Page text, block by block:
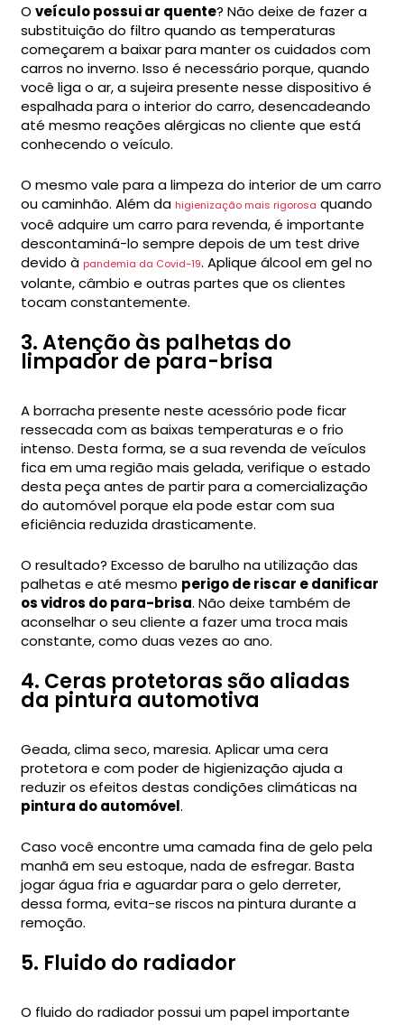
Oveículo possui ar quente? Não deixe de fazer a
substituição do filtro quando as temperaturas
começarem a baixar para manter os cuidados com
carros no inverno. Isso é necessário porque, quando
você liga o ar, a sujeira presente nesse dispositivo é
espalhada para o interior do carro, desencadeando
até mesmo reações alérgicas no cliente que está
conhecendo o veículo.
O mesmo vale para a limpeza do interior de um carro
ou caminhão. Além da higienização mais rigorosa quando
você adquire um carro para revenda, é importante
descontaminá-lo sempre depois de um test drive
devido à pandemia da Covid-19. Aplique álcool em gel no
volante, câmbio e outras partes que os clientes
tocam constantemente.
3. Atenção às palhetas do
limpador de para-brisa
A borracha presente neste acessório pode ficar
ressecada com as baixas temperaturas e o frio
intenso. Desta forma, se a sua revenda de veículos
fica em uma região mais gelada, verifique o estado
desta peça antes de partir para a comercialização
do automóvel porque ela pode estar com sua
eficiência reduzida drasticamente.
O resultado? Excesso de barulho na utilização das
palhetas e até mesmo perigo de riscar e danificar
os vidros do para-brisa. Não deixe também de
aconselhar o seu cliente a fazer uma troca mais
constante, como duas vezes ao ano.
4. Ceras protetoras são aliadas
da pintura automotiva
Geada, clima seco, maresia. Aplicar uma cera
protetora e com poder de higienização ajuda a
reduzir os efeitos destas condições climáticas na
pintura do automóvel.
Caso você encontre uma camada fina de gelo pela
manhã em seu estoque, nada de esfregar. Basta
jogar água fria e aguardar para o gelo derreter,
dessa forma, evita-se riscos na pintura durante a
remoção.
5. Fluido do radiador
O fluido do radiador possui um papel importante